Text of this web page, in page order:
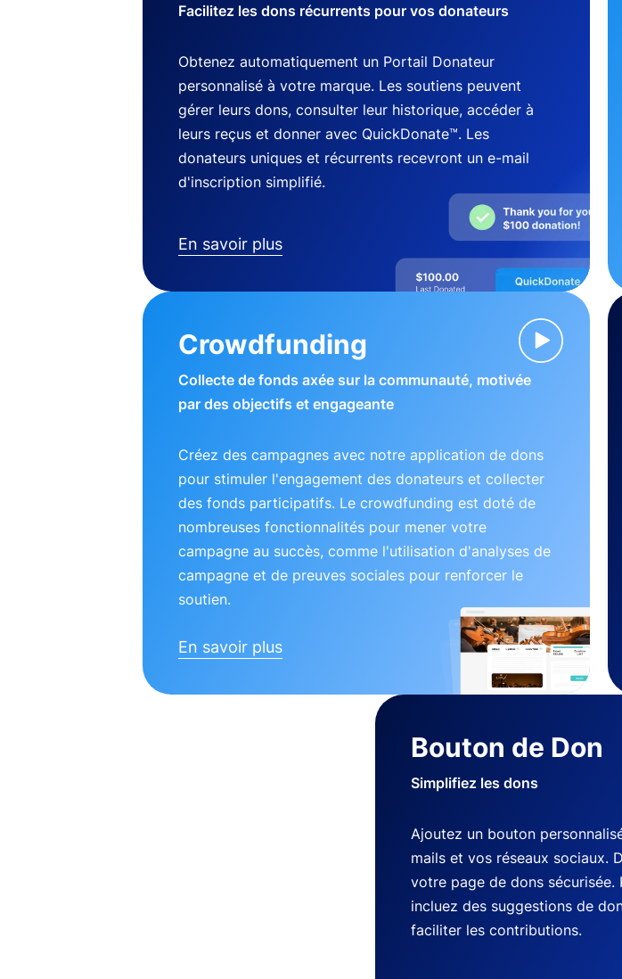
Facilitez les dons récurrents pour vos donateurs
Obtenez automatiquement un Portail Donateur
personnalisé à votre marque. Les soutiens peuvent
gérer leurs dons, consulter leur historique, accéder à
leurs reçus et donner avec QuickDonate™. Les
donateurs uniques et récurrents recevront un e-mail
d'inscription simplifié.
En savoir plus
Crowdfunding
Collecte de fonds axée sur la communauté, motivée
par des objectifs et engageante
Créez des campagnes avec notre application de dons
pour stimuler l'engagement des donateurs et collecter
des fonds participatifs. Le crowdfunding est doté de
nombreuses fonctionnalités pour mener votre
campagne au succès, comme l'utilisation d'analyses de
campagne et de preuves sociales pour renforcer le
soutien.
En savoir plus
Bouton de Don
Simplifiez les dons
Ajoutez un bouton
mails et vos réseaux sociaux.
votre page de dons sécurisée.
incluez des suggestions de
faciliter les contributions.